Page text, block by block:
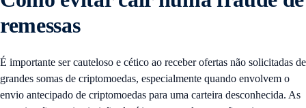
remessas
É importante ser cauteloso e cético ao receber ofertas não solicitadas de
grandes somas de criptomoedas, especialmente quando envolvem o
envio antecipado de criptomoedas para uma carteira desconhecida. As